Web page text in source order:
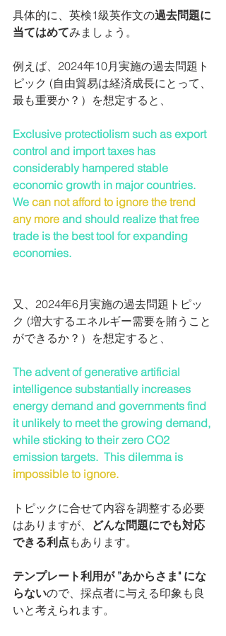
具体的に、英検1級英作文の過去問題に
当てはめてみましょう。
例えば、2024年10月実施の過去問題ト
ピック (自由貿易は経済成長にとって、
最も重要か？）を想定すると、
Exclusive protectiolism such as export
control and import taxes has
considerably hampered stable
economic growth in major countries.
We can not afford to ignore the trend
any more and should realize that free
trade is the best tool for expanding
economies.
又、2024年6月実施の過去問題トピッ
ク (増大するエネルギー需要を賄うこと
ができるか？）を想定すると、
The advent of generative artificial
intelligence substantially increases
energy demand and governments find
it unlikely to meet the growing demand,
while sticking to their zero CO2
emission targets.  This dilemma is
impossible to ignore.
トピックに合せて内容を調整する必要
はありますが、 どんな問題にでも対応
できる利点 もあります。
テンプレート利用が ”あからさま" にな
らないので、採点者に与える印象も良
いと考えられます。